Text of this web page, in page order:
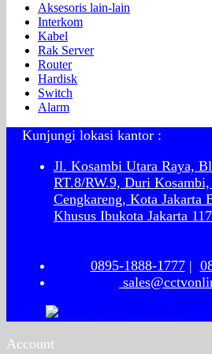
Aksesoris lain-lain
Interkom
Kabel
Rak Server
Router
Hardisk
Switch
Alarm
Kunjungi lokasi kantor :
Jl. Kosambi Utara Raya,
RT.8/RW.9, Duri Kosambi,
Cengkareng, Kota Jakarta
Khusus Ibukota Jakarta
0895-1888-1777|
Account